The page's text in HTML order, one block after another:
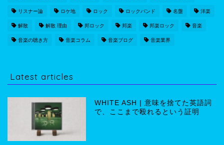
リスナー論 ロケ地 ロック ロックバンド 名盤 洋楽
解散 解散 理由 邦ロック 邦楽 邦楽ロック 音楽
音楽の聴き方 音楽コラム 音楽ブログ 音楽業界
Latest articles
WHITE ASH | 意味を捨てた英語詞
で、ここまで殴れるという証明